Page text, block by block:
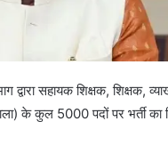
द्वारा सहायक शिक्षक, शिक्षक,
के कुल 5000 पदों पर भर्ती का